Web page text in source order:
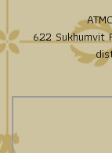
622 Sukhumvit